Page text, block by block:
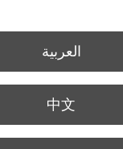
العربية
中文